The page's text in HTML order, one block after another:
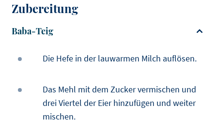
Zubereitung
Baba-Teig
Die Hefe in der lauwarmen Milch auflösen.
Das Mehl mit dem Zucker vermischen und
drei Viertel der Eier hinzufügen und weiter
mischen.